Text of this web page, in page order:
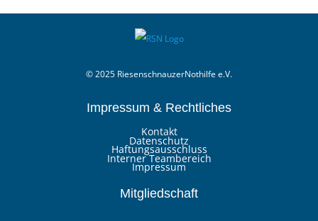
© 2025 RiesenschnauzerNothilfe e.V.
Impressum & Rechtliches
Kontakt
Datenschutz
Haftungsausschluss
Interner Teambereich
Impressum
Mitgliedschaft